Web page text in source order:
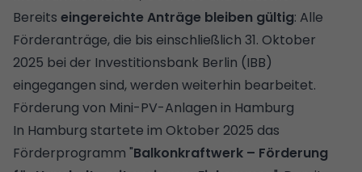
Bereits eingereichte Anträge bleiben gültig: Alle
Förderanträge, die bis einschließlich 31. Oktober
2025 bei der Investitionsbank Berlin (IBB)
eingegangen sind, werden weiterhin bearbeitet.
Förderung von Mini-PV-Anlagen in Hamburg
In Hamburg startete im Oktober 2025 das
Förderprogramm "Balkonkraftwerk – Förderung